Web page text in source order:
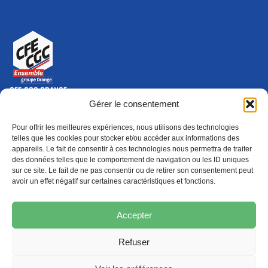
Gérer le consentement
Pour offrir les meilleures expériences, nous utilisons des technologies
telles que les cookies pour stocker et/ou accéder aux informations des
appareils. Le fait de consentir à ces technologies nous permettra de traiter
des données telles que le comportement de navigation ou les ID uniques
sur ce site. Le fait de ne pas consentir ou de retirer son consentement peut
avoir un effet négatif sur certaines caractéristiques et fonctions.
Accepter
Refuser
CFE-CGC ORANGE
10-12 rue Saint Amand, 75015 Paris Cedex 15
Nous contacter
01 46 79 28 74
S'ABONNER(NOUVELLE FENÊTRE)
ADHÉRER
Épargne
(nouvelle fenêtre) Formation
(nouvelle fenêtre)